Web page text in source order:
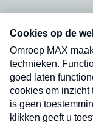
nieuwsbrief.
uw mailbox.